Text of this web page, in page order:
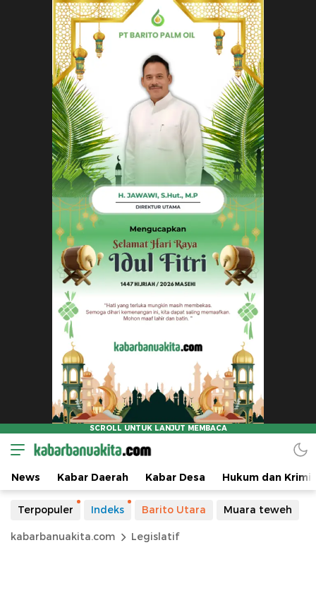
News Kabar Daerah Kabar Desa Hukum dan
Terpopuler Indeks Barito Utara Muara teweh
kabarbanuakita.com Legislatif